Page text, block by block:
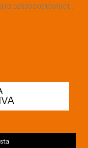
D29300051001601...